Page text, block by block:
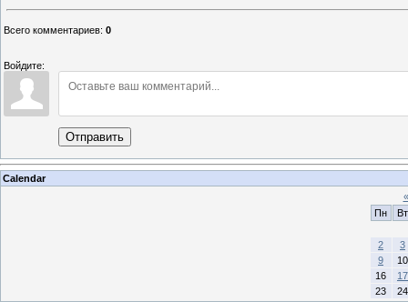
Всего комментариев: 0
Войдите:
Отправить
Calendar
«
Пн
Вт
2
3
9
10
16
17
23
24